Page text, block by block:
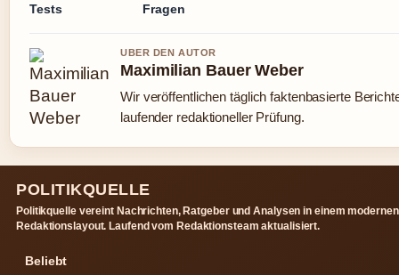
Tests Fragen
UBER DEN AUTOR
Maximilian Bauer Weber
Wir veröffentlichen täglich faktenbasierte
laufender redaktioneller Prüfung.
POLITIKQUELLE
Politikquelle vereint Nachrichten, Ratgeber und Analysen in einem modernen
Redaktionslayout. Laufend vom Redaktionsteam aktualisiert.
Beliebt